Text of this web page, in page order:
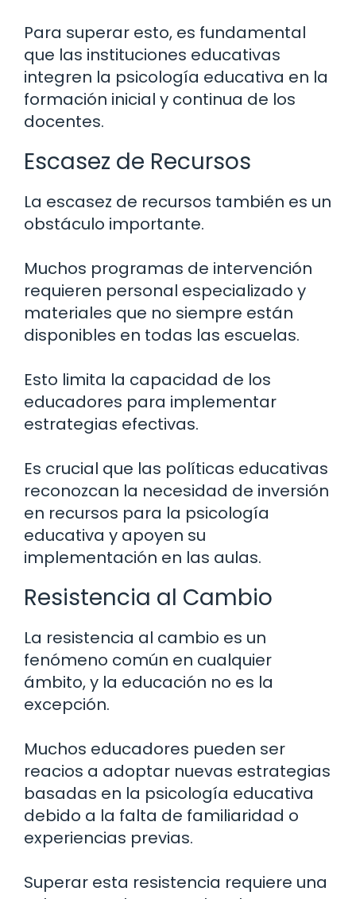
Para superar esto, es fundamental
que las instituciones educativas
integren la psicología educativa en la
formación inicial y continua de los
docentes.
Escasez de Recursos
La escasez de recursos también es un
obstáculo importante.
Muchos programas de intervención
requieren personal especializado y
materiales que no siempre están
disponibles en todas las escuelas.
Esto limita la capacidad de los
educadores para implementar
estrategias efectivas.
Es crucial que las políticas educativas
reconozcan la necesidad de inversión
en recursos para la psicología
educativa y apoyen su
implementación en las aulas.
Resistencia al Cambio
La resistencia al cambio es un
fenómeno común en cualquier
ámbito, y la educación no es la
excepción.
Muchos educadores pueden ser
reacios a adoptar nuevas estrategias
basadas en la psicología educativa
debido a la falta de familiaridad o
experiencias previas.
Superar esta resistencia requiere una